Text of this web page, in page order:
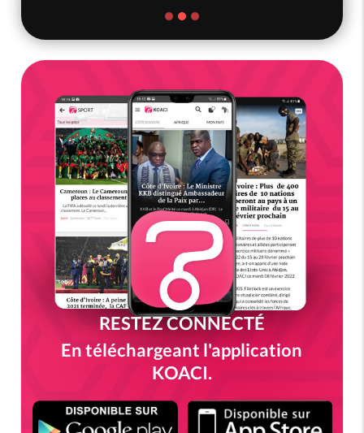
RESTEZ CONNECTÉ
En téléchargeant l'application
KOACI.